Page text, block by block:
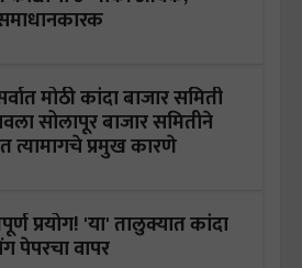
मोठी कांदा बाजार समिती
सोलापूर बाजार समितीने
प्रमुख कारणे
प्रयोग! 'या' तालुक्यात कांदा
पेपरचा वापर